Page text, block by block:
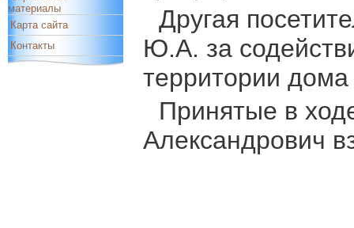
материалы
Карта сайта
Контакты
Другая
Ю.А. за
территории
Принятые в
Александрович